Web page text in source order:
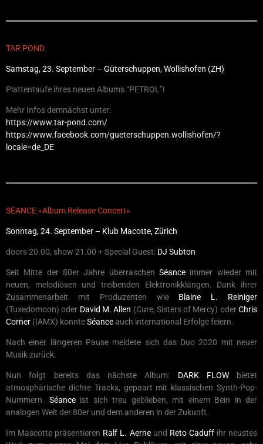
TAR POND
Samstag, 23. September – Güterschuppen, Wollishofen (ZH)
Plattentaufe ihres neuen Albums “PETROL”!
Mehr Infos demnächst unter:
https://www.tar-pond.com/
https://www.facebook.com/gueterschuppen.wollishofen/?
locale=de_DE
SÉANCE «Album Release Concert»
Sonntag, 24. September – Klub Macotte, Zürich
doors 20.00, show 21.00 + Special Guest: DJ Subton
Seit Mitte der 80er Jahre überraschen Séance immer wieder mit
neuen, melodiösen und treibenden Elektronikklängen. Dank ihrer
Zusammenarbeit mit Produzenten wie Blaine L. Reiniger
(Tuxedomoon) oder David M. Allen (Cure, Sisters of Mercy) oderChris
Corner (IAMX) konnteSéanceauch international Erfolge feiern.
Nach einer längeren Pause meldete sich das Duo 2020 mit neuer
Musik zurück.
Nun folgt bereits das nächste Album: DARK FLOWbietet
atmosphärische dichte Tracks, gepaart mit klassischen Synth-Pop-
Nummern. Séanceist sich treu geblieben, mit einem Bein in der
analogen Welt der 80er und dem anderen in der Zukunft.
Im Mascotte präsentieren Ralf L. Aerne und Reto Caduffihr neustes